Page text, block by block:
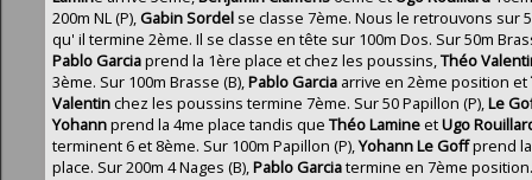
200m NL (P),Gabin Sordel se classe 7ème. Nous le retrouvons sur
qu' il termine 2ème. Il se classe en tête sur 100m Dos. Sur 50m
Pablo Garciaprend la 1ère place et chez les poussins,Théo
3ème. Sur 100m Brasse (B),Pablo Garcia arrive en 2ème position et
Valentinchez les poussins termine 7ème. Sur 50 Papillon (P),Le
Yohannprend la 4me place tandis que Théo LamineetUgo
terminent 6 et 8ème. Sur 100m Papillon (P),Yohann Le Goffprend
place. Sur 200m 4 Nages (B),Pablo Garciatermine en 7ème position.